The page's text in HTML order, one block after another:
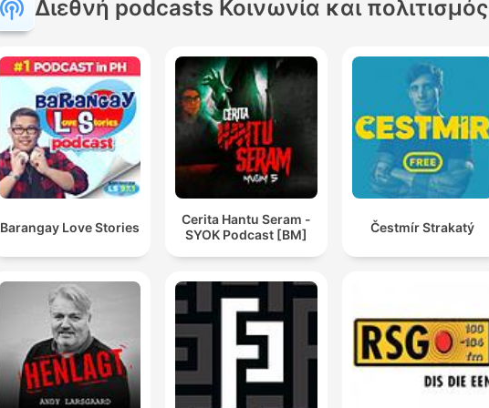
Διεθνή podcasts Κοινωνία και πολιτισμός
Barangay Love Stories
Cerita Hantu Seram -
SYOK Podcast [BM]
Čestmír Strakatý